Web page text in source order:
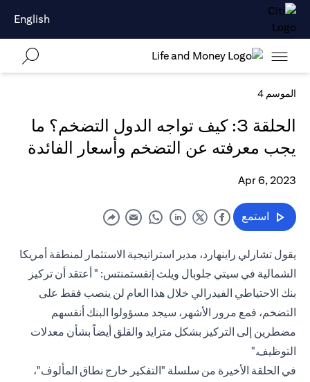
English
الموسم 4
الحلقة 3: كيف تواجه الدول التضخم؟ ما
يجب معرفته عن التضخم وأسعار الفائدة
Apr 6, 2023
استمع
يقول تشارلي راينهارد، مدير استراتيجية الاستثمار لمنطقة أمريكا
الشمالية في سيتي جلوبال ويلث إنفستمنتس: " أعتقد أن تركيز
بنك الاحتياطي الفيدرالي خلال هذا العام لن ينصب فقط على
التضخم، فمع مرور الأشهر، سيجد مسؤولوا البنك أنفسهم
مضطرين إلى التركيز بشكل متزايد والقلق أيضاً بشأن معدلات
التوظيف."
في الحلقة الأخيرة من سلسلة "التفكير خارج نطاق المألوف"،